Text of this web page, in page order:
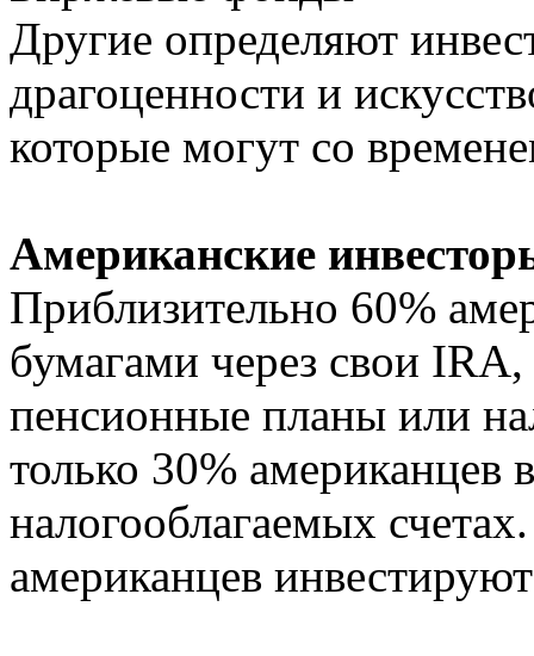
Другие определяют
драгоценности и
которые могут со
Американские
Приблизительно 60%
бумагами через свои
пенсионные планы или
только 30%
налогооблагаемых
американцев